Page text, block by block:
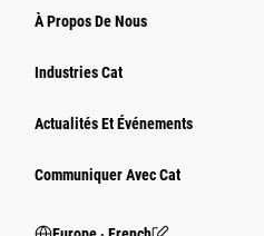
À Propos De Nous
Industries Cat
Actualités Et Événements
Communiquer Avec Cat